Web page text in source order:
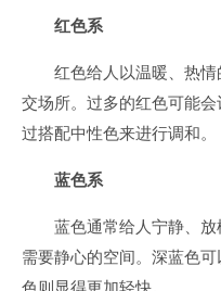
红色系
红色给人以温暖、热
交场所。过多的红色可能
过搭配中性色来进行调和。
蓝色系
蓝色通常给人宁静、
需要静心的空间。深蓝色